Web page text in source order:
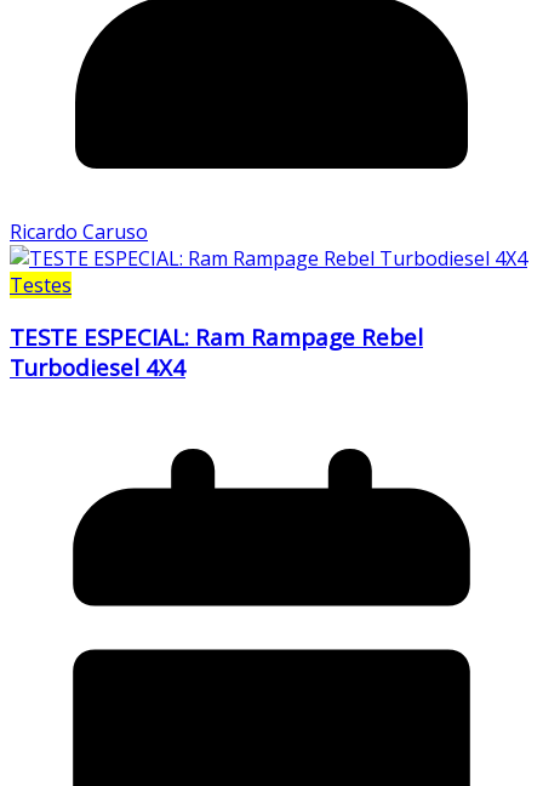
Ricardo Caruso
Testes
TESTE ESPECIAL: Ram Rampage Rebel
Turbodiesel 4X4